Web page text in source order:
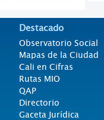
Destacado
Observatorio Social
Mapas de la Ciudad
Cali en Cifras
Rutas MIO
QAP
Directorio
Gaceta Jurídica